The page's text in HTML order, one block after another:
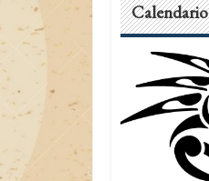
Calendario